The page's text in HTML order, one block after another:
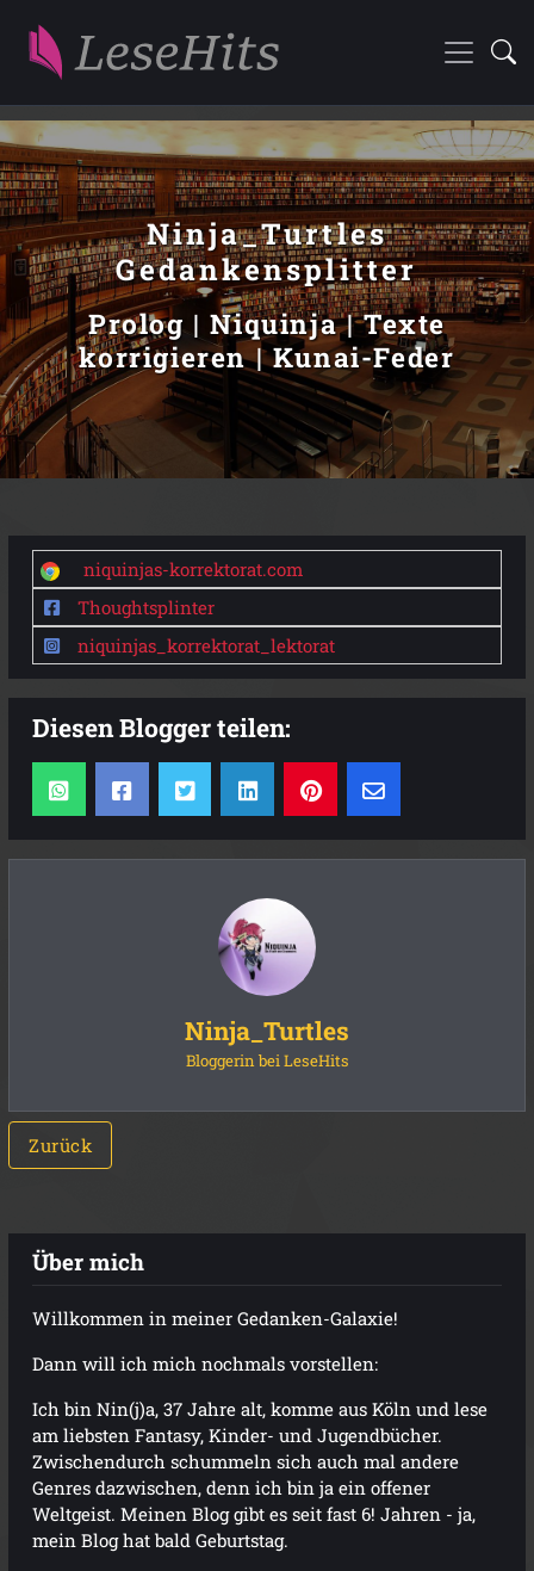
Ninja_Turtles
Gedankensplitter
Prolog | Niquinja | Texte
korrigieren | Kunai-Feder
niquinjas-korrektorat.com
Thoughtsplinter
niquinjas_korrektorat_lektorat
Diesen Blogger teilen:
Ninja_Turtles
Bloggerin bei LeseHits
Zurück
Über mich
Willkommen in meiner Gedanken-Galaxie!
Dann will ich mich nochmals vorstellen:
Ich bin Nin(j)a, 37 Jahre alt, komme aus Köln und lese
am liebsten Fantasy, Kinder- und Jugendbücher.
Zwischendurch schummeln sich auch mal andere
Genres dazwischen, denn ich bin ja ein offener
Weltgeist. Meinen Blog gibt es seit fast 6! Jahren - ja,
mein Blog hat bald Geburtstag.